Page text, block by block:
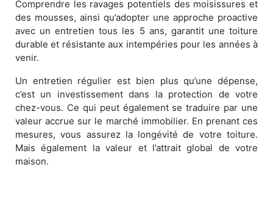
Comprendre les ravages potentiels des moisissures et
des mousses, ainsi qu’adopter une approche proactive
avec un entretien tous les 5 ans, garantit une toiture
durable et résistante aux intempéries pour les années à
venir.
Un entretien régulier est bien plus qu’une dépense,
c’est un investissement dans la protection de votre
chez-vous. Ce qui peut également se traduire par une
valeur accrue sur le marché immobilier. En prenant ces
mesures, vous assurez la longévité de votre toiture.
Mais également la valeur et l’attrait global de votre
maison.